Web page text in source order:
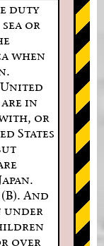
duty
or
when
in
or
States
And
under
over